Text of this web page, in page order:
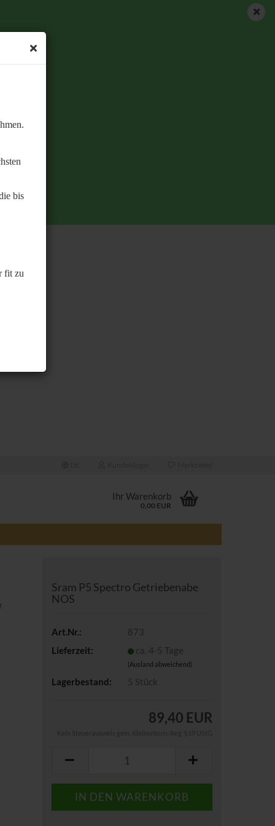
bis
fit zu
Ihr Warenkorb
0,00 EUR
Sram P5 Spectro Getriebenabe
NOS
Art.Nr.:
873
Lieferzeit:
ca. 4-5 Tage
(Ausland abweichend)
Lagerbestand: 5 Stück
89,40 EUR